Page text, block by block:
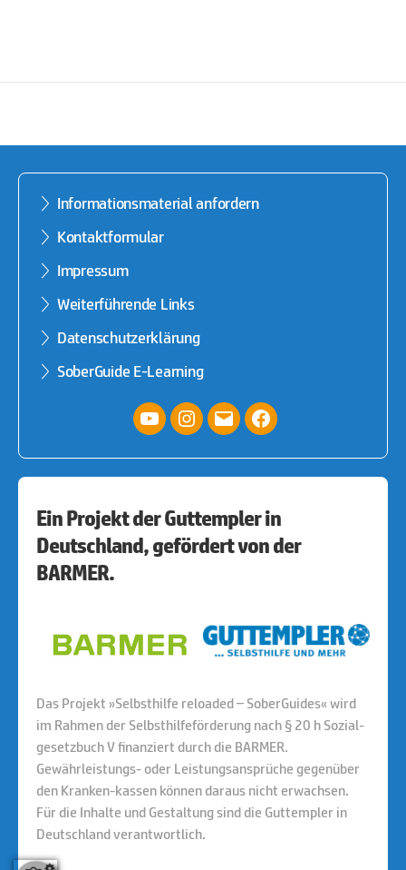
Informationsmaterial anfordern
Kontaktformular
Impressum
Weiterführende Links
Datenschutzerklärung
SoberGuide E-Learning
YouTubeInstagram
E-
Mail
facebook
Ein Projekt der Guttempler in
Deutschland, gefördert von der
BARMER.
Das Projekt »Selbsthilfe reloaded – SoberGuides« wird
im Rahmen der Selbsthilfeförderung nach § 20 h Sozial-
gesetzbuch V finanziert durch die BARMER.
Gewährleistungs- oder Leistungsansprüche gegenüber
den Kranken-kassen können daraus nicht erwachsen.
Für die Inhalte und Gestaltung sind die Guttempler in
Deutschland verantwortlich.